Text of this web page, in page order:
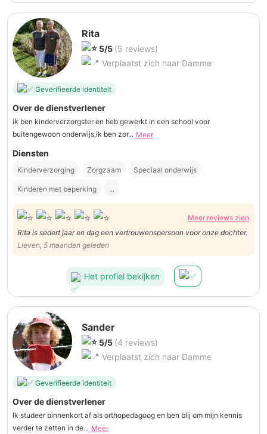
Rita
5/5 (5 reviews)
Verplaatst zich naar Damme
Geverifieerde identiteit
Over de dienstverlener
ik ben kinderverzorgster en heb gewerkt in een school voor
buitengewoon onderwijs,ik ben zor... Meer
Diensten
Kinderverzorging Zorgzaam Speciaal onderwijs
Kinderen met beperking ...
Meer reviews zien
Rita is sedert jaar en dag een vertrouwenspersoon voor onze dochter.
Lieven, 5 maanden geleden
Het profiel bekijken
Sander
5/5 (4 reviews)
Verplaatst zich naar Damme
Geverifieerde identiteit
Over de dienstverlener
Ik studeer binnenkort af als orthopedagoog en ben blij om mijn kennis
verder te zetten in de... Meer